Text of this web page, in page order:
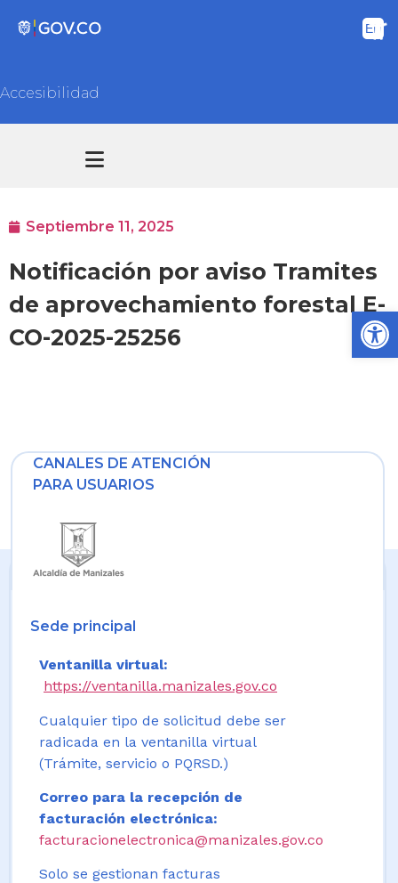
Accesibilidad
Septiembre 11, 2025
Notificación por aviso Tramites
de aprovechamiento forestal E-
CO-2025-25256
CANALES DE ATENCIÓN
PARA USUARIOS
Sede principal
Ventanilla virtual:
https://ventanilla.manizales.gov.co
Cualquier tipo de solicitud debe ser
radicada en la ventanilla virtual
(Trámite, servicio o PQRSD.)
Correo para la recepción de
facturación electrónica:
facturacionelectronica@manizales.gov.co
Solo se gestionan facturas